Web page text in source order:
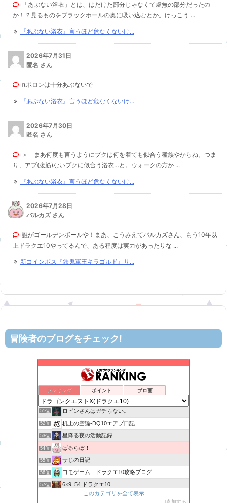
「あぶない浴衣」とは、はだけた部分じゃなくて虚無の部分だったの
か！？見るものをブラックホールの奥に吸い込むとか。けっこう ...
『あぶない浴衣』言うほど危なくないけ...
2026年7月31日
匿名 さん
πポロンは十分あぶないで
『あぶない浴衣』言うほど危なくないけ...
2026年7月30日
匿名 さん
＞ まあ何度も言うようにプクは何を着ても似合う種族やからね。つま
り、アブ(腹筋)ないプクに似合う浴衣…と。ウォークの方か ...
『あぶない浴衣』言うほど危なくないけ...
2026年7月28日
バルカズ さん
誰がゴールデンボールや！まあ、こうみえてバルカズさん、もう10年以
上ドラクエ10やってるんで、ある程度は実力があったりな ...
新コインボス『鉄鬼軍王キラゴルド』サ...
冒険者のブログをチェック!
ランキング ポイント ブロ画
DQX 大魔王の日常
49位 ティルナローグス｜ドラクエ10ブログ！
50位 カスミ心理学研究所
51位 ロビンさんはガチらない。
52位 机上の空論-DQ10エアプ日記
53位 星降る夜の活動記録
54位 ばるらぼ！
55位 サじの日記
56位 ヨモゲーム ドラクエ10攻略ブログ
57位 6×9=54 ドラクエ10
まいっちんぐ！ねるこ先生【ドラクエ】DQ
このカテゴリを全て表示